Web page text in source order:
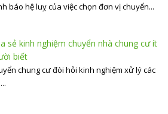
báo hệ luỵ của việc chọn đơn vị chuyển...
sẻ kinh nghiệm chuyển nhà chung cư ít
biết
chung cư đòi hỏi kinh nghiệm xử lý các